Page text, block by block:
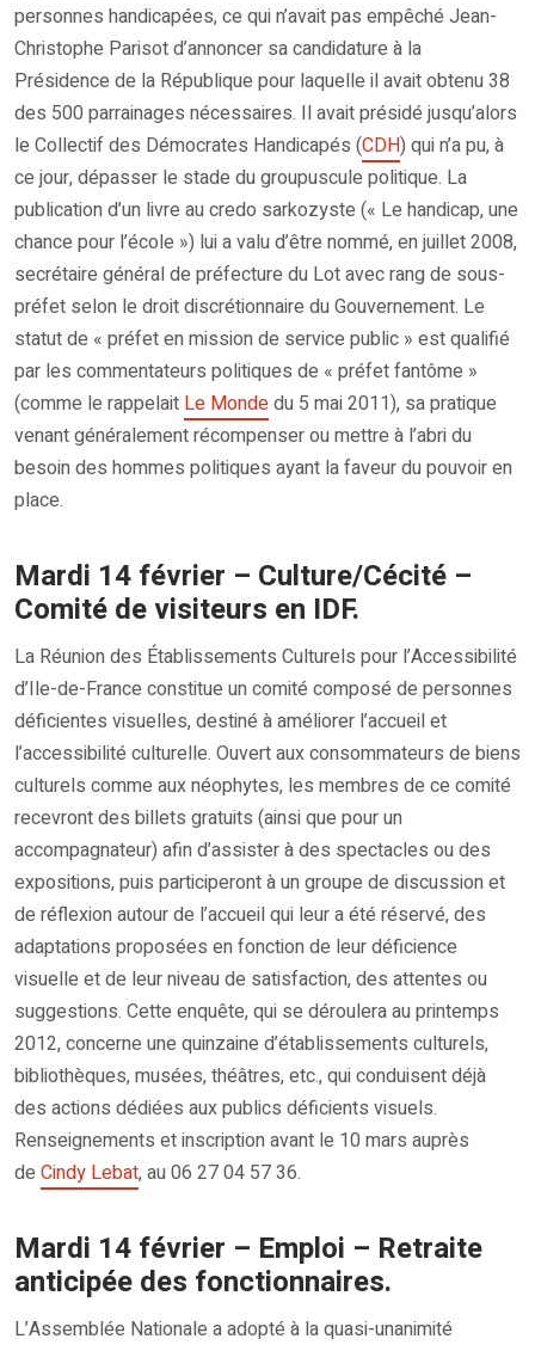
personnes handicapées, ce qui n’avait pas empêché Jean-
Christophe Parisot d’annoncer sa candidature à la
Présidence de la République pour laquelle il avait obtenu 38
des 500 parrainages nécessaires. Il avait présidé jusqu’alors
le Collectif des Démocrates Handicapés (CDH) qui n’a pu, à
ce jour, dépasser le stade du groupuscule politique. La
publication d’un livre au credo sarkozyste (« Le handicap, une
chance pour l’école ») lui a valu d’être nommé, en juillet 2008,
secrétaire général de préfecture du Lot avec rang de sous-
préfet selon le droit discrétionnaire du Gouvernement. Le
statut de « préfet en mission de service public » est qualifié
par les commentateurs politiques de « préfet fantôme »
(comme le rappelait Le Mondedu 5 mai 2011), sa pratique
venant généralement récompenser ou mettre à l’abri du
besoin des hommes politiques ayant la faveur du pouvoir en
place.
Mardi 14 février – Culture/Cécité –
Comité de visiteurs en IDF.
La Réunion des Établissements Culturels pour l’Accessibilité
d’Ile-de-France constitue un comité composé de personnes
déficientes visuelles, destiné à améliorer l’accueil et
l’accessibilité culturelle. Ouvert aux consommateurs de biens
culturels comme aux néophytes, les membres de ce comité
recevront des billets gratuits (ainsi que pour un
accompagnateur) afin d’assister à des spectacles ou des
expositions, puis participeront à un groupe de discussion et
de réflexion autour de l’accueil qui leur a été réservé, des
adaptations proposées en fonction de leur déficience
visuelle et de leur niveau de satisfaction, des attentes ou
suggestions. Cette enquête, qui se déroulera au printemps
2012, concerne une quinzaine d’établissements culturels,
bibliothèques, musées, théâtres, etc., qui conduisent déjà
des actions dédiées aux publics déficients visuels.
Renseignements et inscription avant le 10 mars auprès
de Cindy Lebat, au 06 27 04 57 36.
Mardi 14 février – Emploi – Retraite
anticipée des fonctionnaires.
L’Assemblée Nationale a adopté à la quasi-unanimité